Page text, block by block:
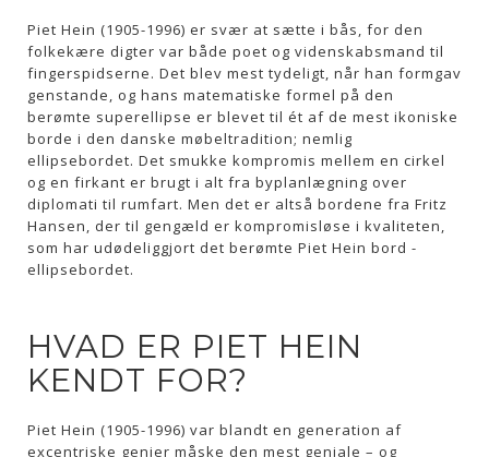
Piet Hein (1905-1996) er svær at sætte i bås, for den
folkekære digter var både poet og videnskabsmand til
fingerspidserne. Det blev mest tydeligt, når han formgav
genstande, og hans matematiske formel på den
berømte superellipse er blevet til ét af de mest ikoniske
borde i den danske møbeltradition; nemlig
ellipsebordet. Det smukke kompromis mellem en cirkel
og en firkant er brugt i alt fra byplanlægning over
diplomati til rumfart. Men det er altså bordene fra Fritz
Hansen, der til gengæld er kompromisløse i kvaliteten,
som har udødeliggjort det berømte Piet Hein bord -
ellipsebordet.
HVAD ER PIET HEIN
KENDT FOR?
Piet Hein (1905-1996) var blandt en generation af
excentriske genier måske den mest geniale – og